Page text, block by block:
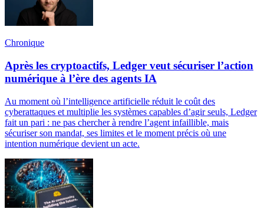
Chronique
Après les cryptoactifs, Ledger veut sécuriser l’action
numérique à l’ère des agents IA
Au moment où l’intelligence artificielle réduit le coût des
cyberattaques et multiplie les systèmes capables d’agir seuls, Ledger
fait un pari : ne pas chercher à rendre l’agent infaillible, mais
sécuriser son mandat, ses limites et le moment précis où une
intention numérique devient un acte.